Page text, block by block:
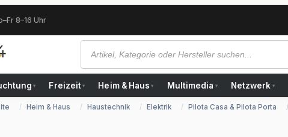
8–16 Uhr
▾ Freizeit ▾ Heim & Haus ▾ Multimedia ▾ Netzwerk ▾
Heim & Haus Haustechnik Elektrik Pilota Casa & Pilota Porta